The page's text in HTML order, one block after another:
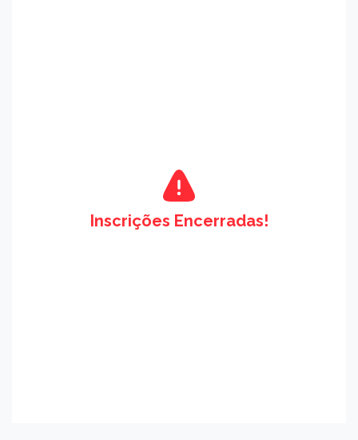
Inscrições Encerradas!